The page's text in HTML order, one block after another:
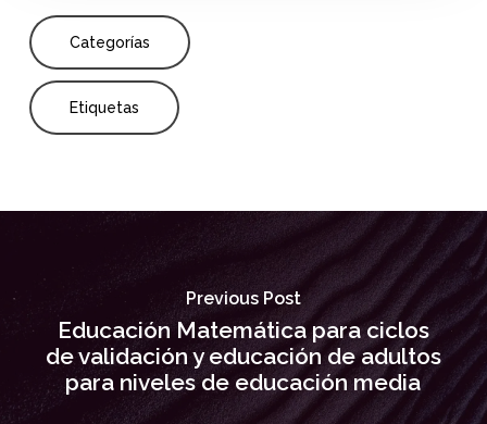
Categorías
Etiquetas
Previous Post
Educación Matemática para ciclos
de validación y educación de adultos
para niveles de educación media